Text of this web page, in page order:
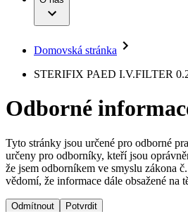
Léčba bolesti
Mimotělní očišťování
Neurochirurgie
Onkologie
Ortopedie
Péče o rány
Péče o stomii
Prevence a kontrola
Uzavírání ran
Onemocnění
B. Braun Avitum
Vaše příležitost​
Média
Tiskové zprávy
Kontakt
Registrace k odběru
Společnost
Odpovědnost
Domovská stránka
STERIFIX PAED I.V.FILTER
Odborné
Tyto stránky jsou určené pro odborné
určeny pro odborníky, kteří jsou
že jsem odborníkem ve smyslu zákona
vědomí, že informace dále obsažené
Odmítnout Potvrdit